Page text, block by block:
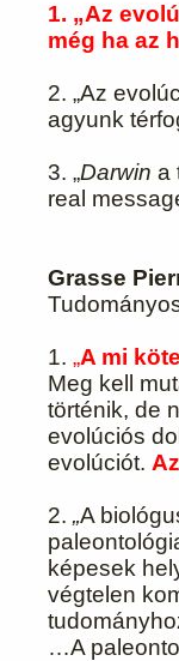
1. „Az
még ha az
2. „Az
agyunk
3. „Darwin a
real
Grasse
1. „A mi
Meg kell
történik, de
evolúciós
evolúciót.
2. „A
képesek
végtelen
…A